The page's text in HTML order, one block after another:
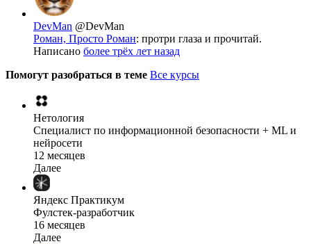
DevMan @DevMan
Роман, Просто Роман: протри глаза и прочитай.
Написано более трёх лет назад
Помогут разобраться в теме Все курсы
Нетология
Специалист по информационной безопасности + ML и
нейросети
12 месяцев
Далее
Яндекс Практикум
Фулстек-разработчик
16 месяцев
Далее